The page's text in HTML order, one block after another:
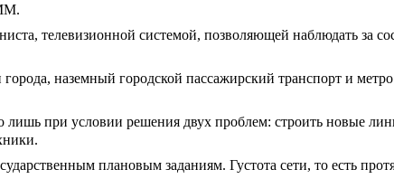
телевизионной системой, позволяющей наблюдать за
наземный городской пассажирский транспорт и
при условии решения двух проблем: строить новые
плановым заданиям. Густота сети, то есть